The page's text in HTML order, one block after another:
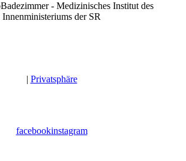
Badezimmer - Medizinisches Institut des
Innenministeriums der SR
| Privatsphäre
facebookinstagram